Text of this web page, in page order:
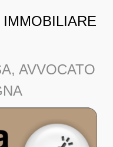
AVVOCATO